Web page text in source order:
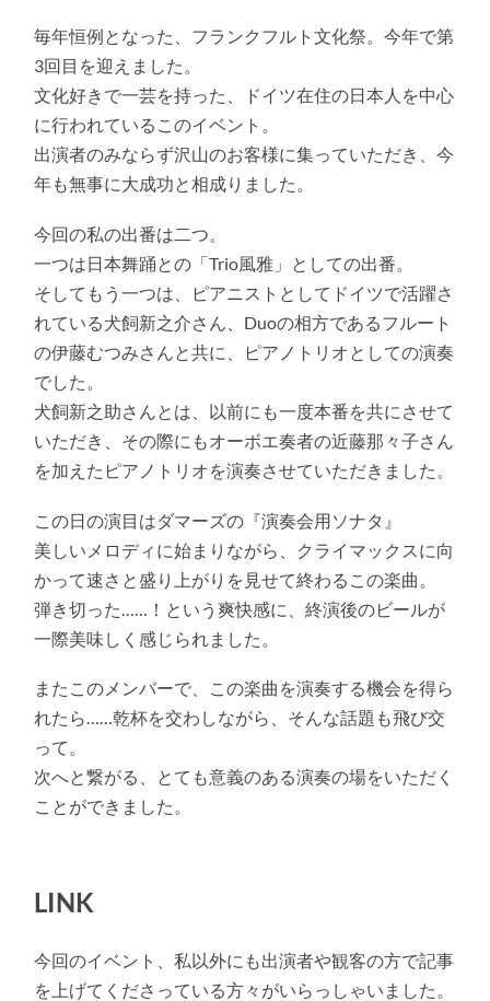
毎年恒例となった、フランクフルト文化祭。今年で第
3回目を迎えました。
文化好きで一芸を持った、ドイツ在住の日本人を中心
に行われているこのイベント。
出演者のみならず沢山のお客様に集っていただき、今
年も無事に大成功と相成りました。
今回の私の出番は二つ。
一つは日本舞踊との「Trio風雅」としての出番。
そしてもう一つは、ピアニストとしてドイツで活躍さ
れている犬飼新之介さん、Duoの相方であるフルート
の伊藤むつみさんと共に、ピアノトリオとしての演奏
でした。
犬飼新之助さんとは、以前にも一度本番を共にさせて
いただき、その際にもオーボエ奏者の近藤那々子さん
を加えたピアノトリオを演奏させていただきました。
この日の演目はダマーズの『演奏会用ソナタ』
美しいメロディに始まりながら、クライマックスに向
かって速さと盛り上がりを見せて終わるこの楽曲。
弾き切った……！という爽快感に、終演後のビールが
一際美味しく感じられました。
またこのメンバーで、この楽曲を演奏する機会を得ら
れたら……乾杯を交わしながら、そんな話題も飛び交
って。
次へと繋がる、とても意義のある演奏の場をいただく
ことができました。
LINK
今回のイベント、私以外にも出演者や観客の方で記事
を上げてくださっている方々がいらっしゃいました。